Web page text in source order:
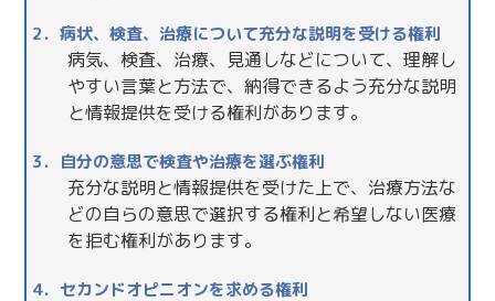
2．病状、検査、治療について充分な説明を受ける権利
病気、検査、治療、見通しなどについて、理解し
やすい言葉と方法で、納得できるよう充分な説明
と情報提供を受ける権利があります。
3．自分の意思で検査や治療を選ぶ権利
充分な説明と情報提供を受けた上で、治療方法な
どの自らの意思で選択する権利と希望しない医療
を拒む権利があります。
4．セカンドオピニオンを求める権利